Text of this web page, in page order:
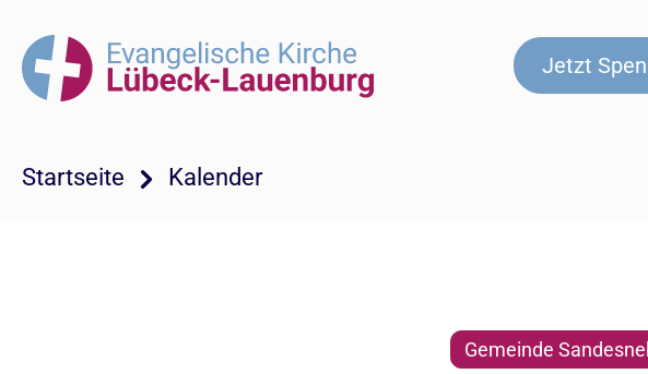
Kontakt
Jetzt
Startseite Kalender
Gemeinde